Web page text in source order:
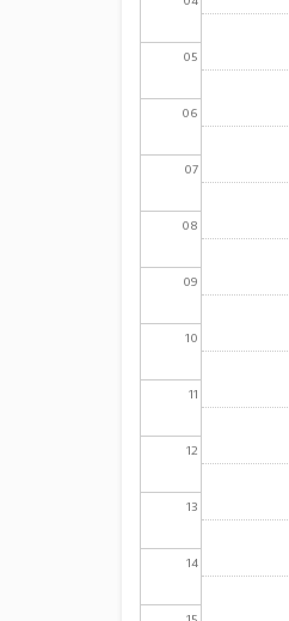
05
06
07
08
09
10
11
12
13
14